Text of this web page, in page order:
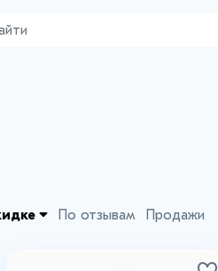
По отзывам Продажи